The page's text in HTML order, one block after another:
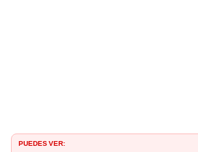
PUEDES VER: